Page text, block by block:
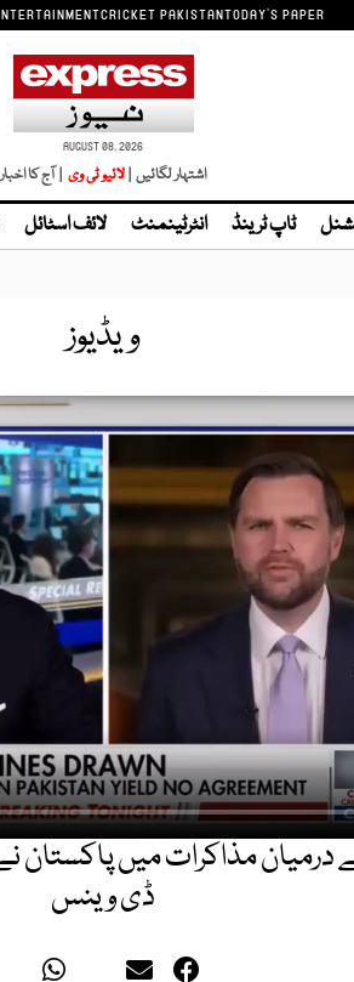
CRICKET PAKISTANTODAY'S PAPER
AUGUST 08, 2026
اشتہار لگائیں |لائیو ٹی وی | آج کا اخبار
ٹاپ ٹرینڈ انٹرٹینمنٹ لائف اسٹائل
ویڈیوز
درمیان مذاکرات میں پاکستان
ڈی وینس